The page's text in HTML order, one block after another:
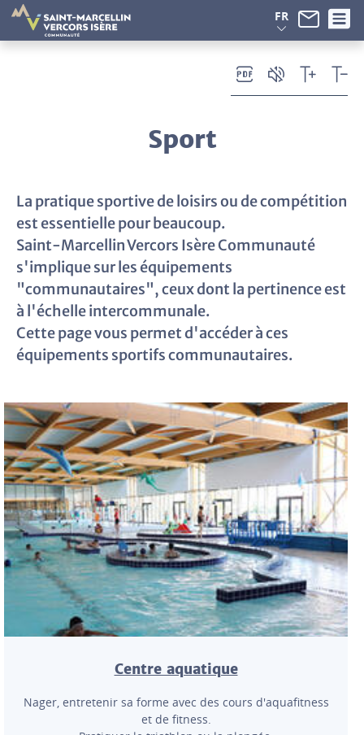
FR
Sport
La pratique sportive de loisirs ou de compétition
est essentielle pour beaucoup.
Saint-Marcellin Vercors Isère Communauté
s'implique sur les équipements
"communautaires", ceux dont la pertinence est
à l'échelle intercommunale.
Cette page vous permet d'accéder à ces
équipements sportifs communautaires.
Centre aquatique
Nager, entretenir sa forme avec des cours d'aquafitness
et de fitness.
Panneau de gestion des cookies